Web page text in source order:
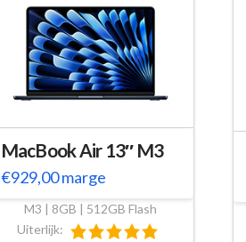
MacBook Air 13″ M3
€929,00marge
M3 | 8GB | 512GB Flash
Uiterlijk: